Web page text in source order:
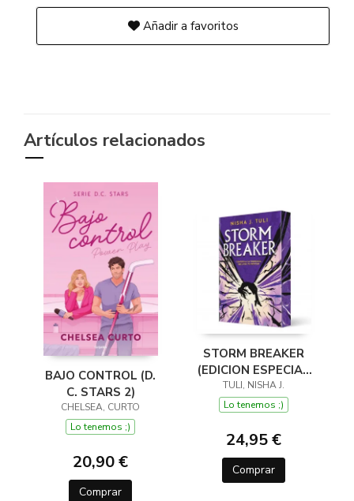
Añadir a favoritos
Artículos relacionados
BAJO CONTROL (D.
C. STARS 2)
CHELSEA, CURTO
Lo tenemos ;)
20,90 €
Comprar
STORM BREAKER
(EDICION ESPECIAL
CANTOS
DECORADOS)
TULI, NISHA J.
Lo tenemos ;)
24,95 €
Comprar